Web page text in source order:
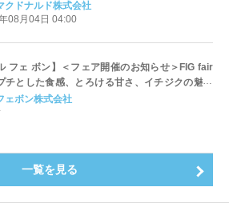
「マンゴースムージー」8月5日（水）から販売
クドナルド株式会社
08月04日 04:00
フェ ボン】＜フェア開催のお知らせ＞FIG fair
チとした食感、とろける甘さ、イチジクの魅力
ぷりと。新作を含め、イチジク尽くしの全4種が
20日（木）スタート
ェボン株式会社
一覧を見る